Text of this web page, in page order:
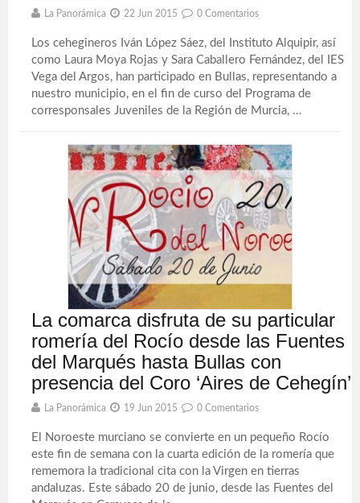
La Panorámica 22 Jun 2015 0 Comentarios
Los cehegineros Iván López Sáez, del Instituto Alquipir, así
como Laura Moya Rojas y Sara Caballero Fernández, del IES
Vega del Argos, han participado en Bullas, representando a
nuestro municipio, en el fin de curso del Programa de
corresponsales Juveniles de la Región de Murcia, ...
La comarca disfruta de su particular
romería del Rocío desde las Fuentes
del Marqués hasta Bullas con
presencia del Coro ‘Aires de Cehegín’
La Panorámica 19 Jun 2015 0 Comentarios
El Noroeste murciano se convierte en un pequeño Rocío
este fin de semana con la cuarta edición de la romería que
rememora la tradicional cita con la Virgen en tierras
andaluzas. Este sábado 20 de junio, desde las Fuentes del